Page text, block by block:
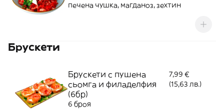
печена чушка, магданоз, зехтин
Брускети
Брускети с пушена
сьомга и филаделфия
(6бр)
7,99 €
(15,63 лв.)
6 броя